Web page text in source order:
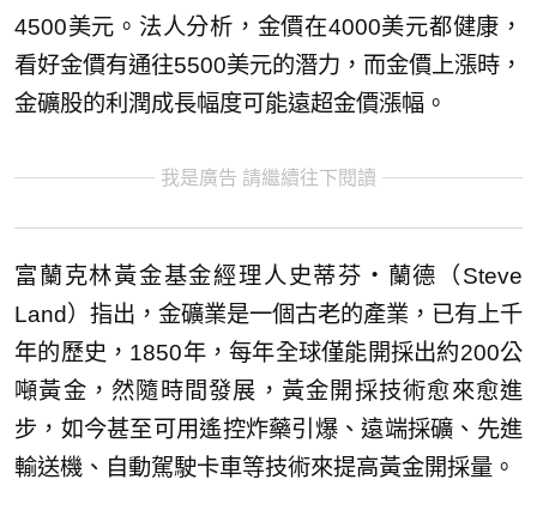
4500美元。法人分析，金價在4000美元都健康，
看好金價有通往5500美元的潛力，而金價上漲時，
金礦股的利潤成長幅度可能遠超金價漲幅。
我是廣告 請繼續往下閱讀
富蘭克林黃金基金經理人史蒂芬‧蘭德（Steve
Land）指出，金礦業是一個古老的產業，已有上千
年的歷史，1850年，每年全球僅能開採出約200公
噸黃金，然隨時間發展，黃金開採技術愈來愈進
步，如今甚至可用遙控炸藥引爆、遠端採礦、先進
輸送機、自動駕駛卡車等技術來提高黃金開採量。